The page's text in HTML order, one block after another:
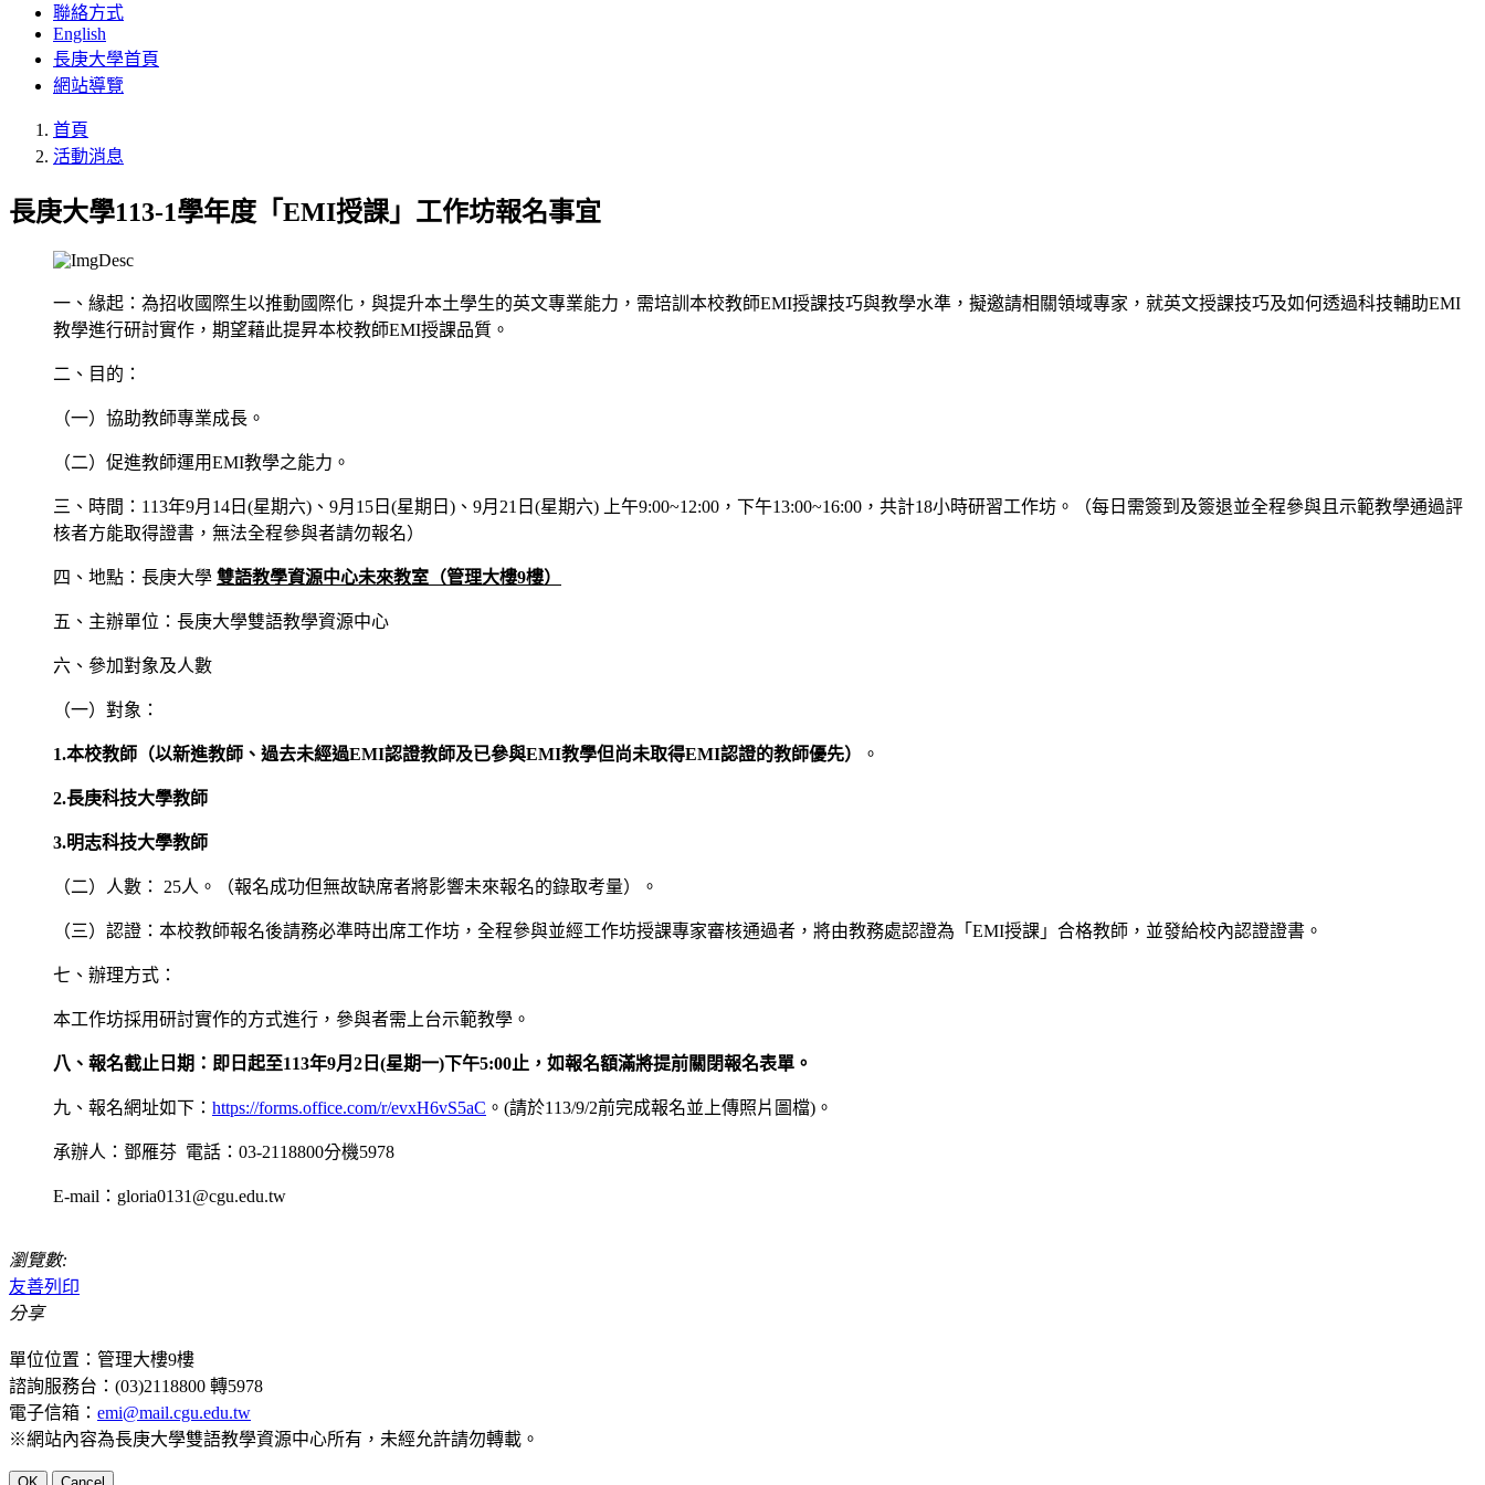
聯絡方式
English
長庚大學首頁
網站導覽
首頁
活動消息
長庚大學113-1學年度「EMI授課」工作坊報名事宜
一、緣起：為招收國際生以推動國際化，與提升本土學生的英文專業能力，需培訓本校教師EMI授課技巧與教學水準，擬邀請相關領域專家，就英文授課技巧及如何透過科技輔助EMI
教學進行研討實作，期望藉此提昇本校教師EMI授課品質。
二、目的：
（一）協助教師專業成長。
（二）促進教師運用EMI教學之能力。
三、時間：113年9月14日(星期六)、9月15日(星期日)、9月21日(星期六) 上午9:00~12:00，下午13:00~16:00，共計18小時研習工作坊。（每日需簽到及簽退並全程參與且示範教學通過評
核者方能取得證書，無法全程參與者請勿報名）
四、地點：長庚大學 雙語教學資源中心未來教室（管理大樓9樓）
五、主辦單位：長庚大學雙語教學資源中心
六、參加對象及人數
（一）對象：
1.本校教師（以新進教師、過去未經過EMI認證教師及已參與EMI教學但尚未取得EMI認證的教師優先） 。
2.長庚科技大學教師
3.明志科技大學教師
（二）人數： 25人。（報名成功但無故缺席者將影響未來報名的錄取考量）。
（三）認證：本校教師報名後請務必準時出席工作坊，全程參與並經工作坊授課專家審核通過者，將由教務處認證為「EMI授課」合格教師，並發給校內認證證書。
七、辦理方式：
本工作坊採用研討實作的方式進行，參與者需上台示範教學。
八、報名截止日期：即日起至113年9月2日(星期一)下午5:00止，如報名額滿將提前關閉報名表單。
九、報名網址如下： https://forms.office.com/r/evxH6vS5aC 。(請於113/9/2前完成報名並上傳照片圖檔)。
承辦人：鄧雁芬 電話：03-2118800分機5978
E-mail ：gloria0131@cgu.edu.tw
瀏覽數:
友善列印
分享
單位位置：管理大樓9樓
諮詢服務台：(03)2118800 轉5978
電子信箱： emi@mail.cgu.edu.tw
※網站內容為長庚大學雙語教學資源中心所有，未經允許請勿轉載。